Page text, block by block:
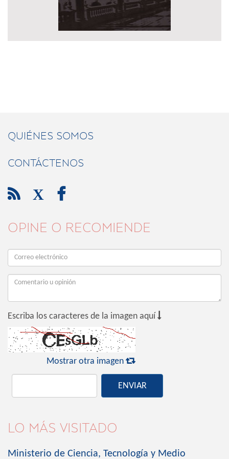
QUIÉNES SOMOS
CONTÁCTENOS
 X 
OPINE O RECOMIENDE
Escriba los caracteres de la imagen aquí 
Mostrar otra imagen 
ENVIAR
LO MÁS VISITADO
Ministerio de Ciencia, Tecnología y Medio